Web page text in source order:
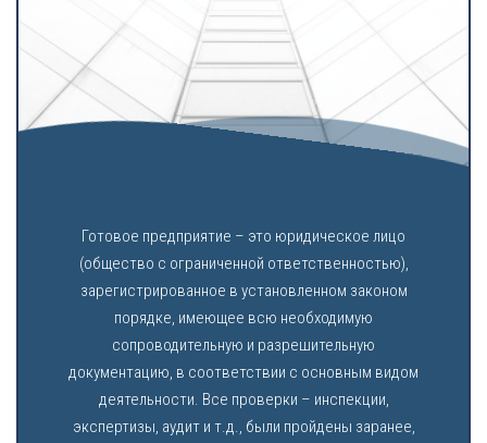
Готовое предприятие – это юридическое лицо
(общество с ограниченной ответственностью),
зарегистрированное в установленном законом
порядке, имеющее всю необходимую
сопроводительную и разрешительную
документацию, в соответствии с основным видом
деятельности. Все проверки – инспекции,
экспертизы, аудит и т.д., были пройдены заранее,